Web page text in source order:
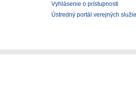
Vyhlásenie o prístupnosti
Ústredný portál verejných